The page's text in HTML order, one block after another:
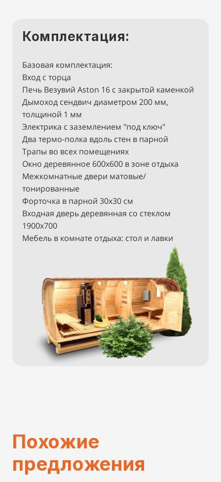
Комплектация:
Базовая комплектация:
Вход с торца
Печь Везувий Aston 16 с закрытой каменкой
Дымоход сендвич диаметром 200 мм,
толщиной 1 мм
Электрика с заземлением "под ключ"
Два термо-полка вдоль стен в парной
Трапы во всех помещениях
Окно деревянное 600х600 в зоне отдыха
Межкомнатные двери матовые/
тонированные
Форточка в парной 30х30 см
Входная дверь деревянная со стеклом
1900х700
Мебель в комнате отдыха: стол и лавки
Похожие
предложения